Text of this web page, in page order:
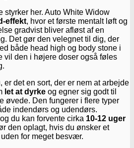
styrker her. Auto White Widow
effekt, hvor et første mentalt løft og
gradvist bliver afløst af en
Det gør den velegnet til dig, der
både head high og body stone i
vil den i højere doser også føles
det en sort, der er nem at arbejde
let at dyrke og egner sig godt til
øvede. Den fungerer i flere typer
indendørs og udendørs.
du kan forvente cirka 10-12 uger
den oplagt, hvis du ønsker et
for meget besvær.